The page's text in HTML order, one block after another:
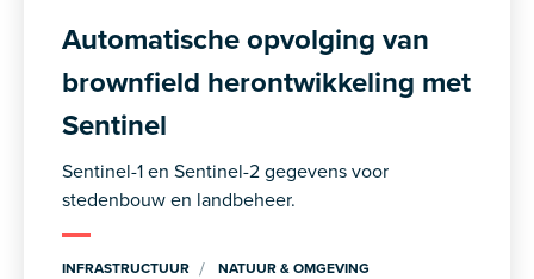
Automatische opvolging van
brownfield herontwikkeling met
Sentinel
Sentinel-1 en Sentinel-2 gegevens voor
stedenbouw en landbeheer.
INFRASTRUCTUUR NATUUR & OMGEVING